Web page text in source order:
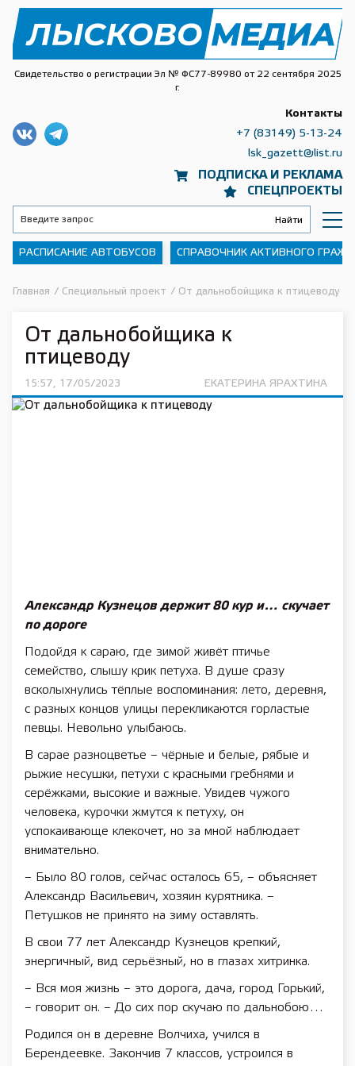
Свидетельство о регистрации Эл № ФС77-89980 от 22 сентября 2025
г.
ПОДПИСКА И РЕКЛАМА
СПЕЦПРОЕКТЫ
Контакты
+7 (83149) 5-13-24
lsk_gazett@list.ru
РАСПИСАНИЕ АВТОБУСОВ СПРАВОЧНИК АКТИВНОГО
Главная / Специальный проект / От дальнобойщика к птицеводу
От дальнобойщика к
птицеводу
15:57, 17/05/2023 ЕКАТЕРИНА ЯРАХТИНА
Александр Кузнецов держит 80 кур и… скучает
по дороге
Подойдя к сараю, где зимой живёт птичье
семейство, слышу крик петуха. В душе сразу
всколыхнулись тёплые воспоминания: лето, деревня,
с разных концов улицы перекликаются горластые
певцы. Невольно улыбаюсь.
В сарае разноцветье – чёрные и белые, рябые и
рыжие несушки, петухи с красными гребнями и
серёжками, высокие и важные. Увидев чужого
человека, курочки жмутся к петуху, он
успокаивающе клекочет, но за мной наблюдает
внимательно.
– Было 80 голов, сейчас осталось 65, – объясняет
Александр Васильевич, хозяин курятника. –
Петушков не принято на зиму оставлять.
В свои 77 лет Александр Кузнецов крепкий,
энергичный, вид серьёзный, но в глазах хитринка.
– Вся моя жизнь – это дорога, дача, город Горький,
– говорит он. – До сих пор скучаю по дальнобою…
Родился он в деревне Волчиха, учился в
Берендеевке. Закончив 7 классов, устроился в